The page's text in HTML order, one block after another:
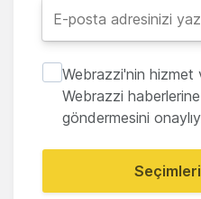
Webrazzi'nin hizmet
Webrazzi
göndermesini